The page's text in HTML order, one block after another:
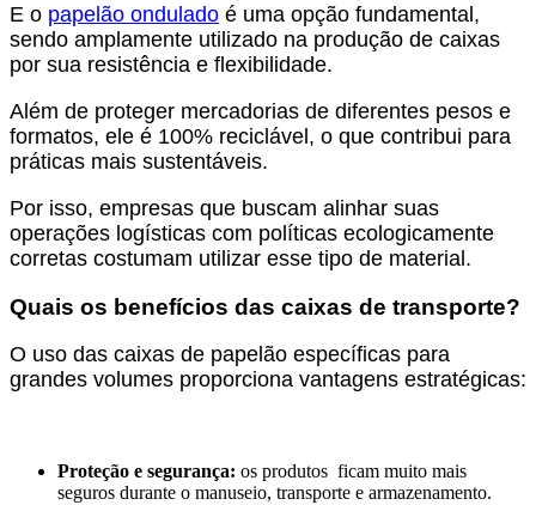
E o papelão ondulado é uma opção fundamental,
sendo amplamente utilizado na produção de caixas
por sua resistência e flexibilidade.
Além de proteger mercadorias de diferentes pesos e
formatos, ele é 100% reciclável, o que contribui para
práticas mais sustentáveis.
Por isso, empresas que buscam alinhar suas
operações logísticas com políticas ecologicamente
corretas costumam utilizar esse tipo de material.
Quais os benefícios das caixas de transporte?
O uso das caixas de papelão específicas para
grandes volumes proporciona vantagens estratégicas:
Proteção e segurança: os produtos ficam muito mais
seguros durante o manuseio, transporte e armazenamento.